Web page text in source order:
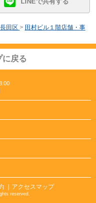
田区 > 田村ビル１階店舗・事
に戻る
｜アクセスマップ
reserved.